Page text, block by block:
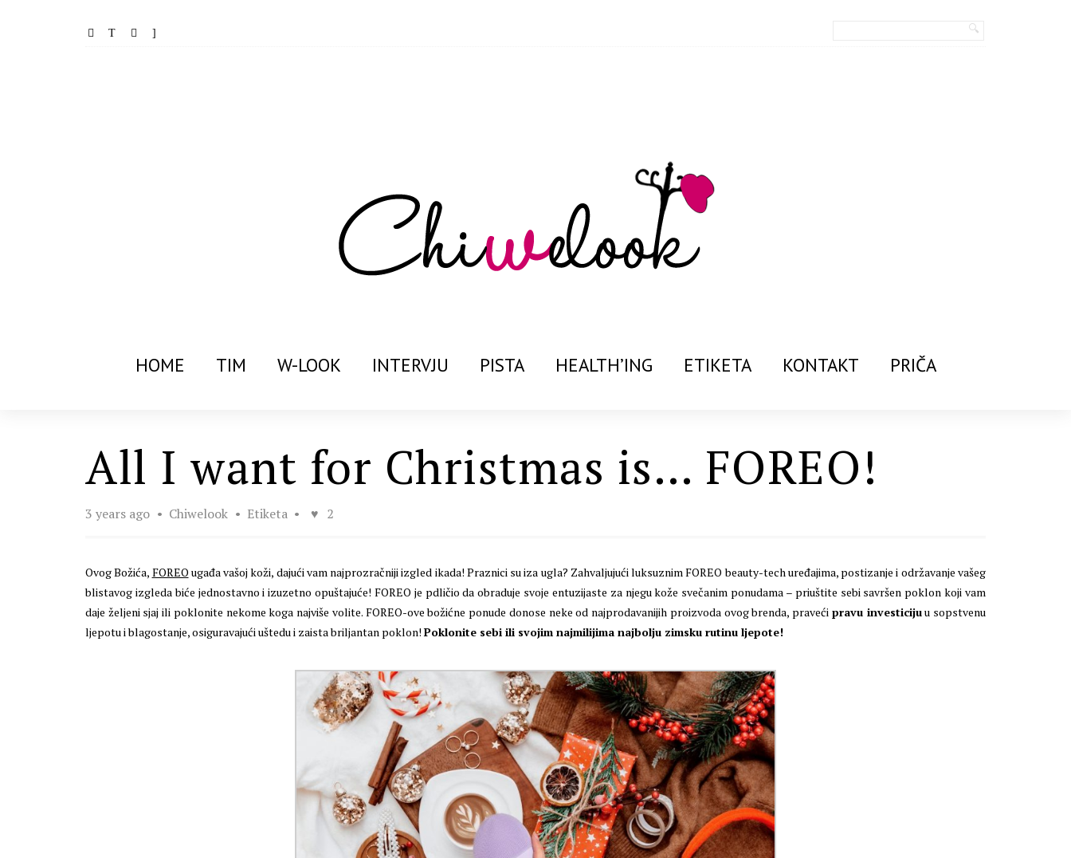
HOME TIM W-LOOK INTERVJU PISTA HEALTH’ING ETIKETA KONTAKT PRIČA
All I want for Christmas is… FOREO!
3 years ago Chiwelook Etiketa 2
Ovog Božića, FOREO ugađa vašoj koži, dajući vam najprozračniji izgled ikada! Praznici su iza ugla? Zahvaljujući luksuznim FOREO beauty-tech uređajima, postizanje i održavanje vašeg
blistavog izgleda biće jednostavno i izuzetno opuštajuće! FOREO je pdličio da obraduje svoje entuzijaste za njegu kože svečanim ponudama – priuštite sebi savršen poklon koji vam
daje željeni sjaj ili poklonite nekome koga najviše volite. FOREO-ove božićne ponude donose neke od najprodavanijih proizvoda ovog brenda, praveći pravu investicijuu sopstvenu
ljepotu i blagostanje, osiguravajući uštedu i zaista briljantan poklon! Poklonite sebi ili svojim najmilijima najbolju zimsku rutinu ljepote!